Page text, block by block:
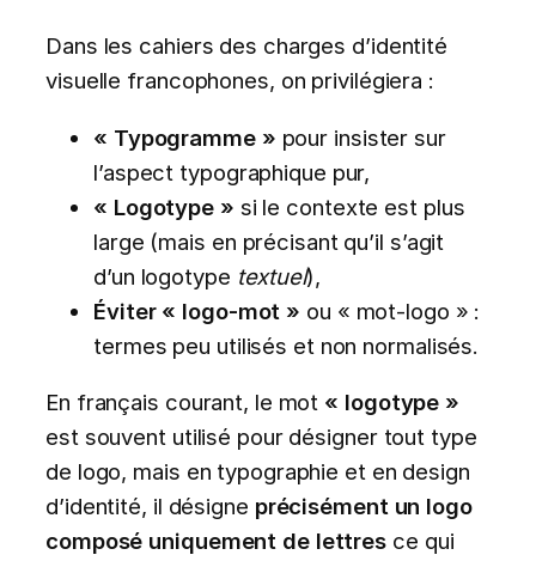
Dans les cahiers des charges d’identité
visuelle francophones, on privilégiera :
« Typogramme » pour insister sur
l’aspect typographique pur,
« Logotype » si le contexte est plus
large (mais en précisant qu’il s’agit
d’un logotype textuel),
Éviter « logo-mot » ou « mot-logo » :
termes peu utilisés et non normalisés.
En français courant, le mot « logotype »
est souvent utilisé pour désigner tout type
de logo, mais en typographie et en design
d’identité, il désigne précisément un logo
composé uniquement de lettres ce qui